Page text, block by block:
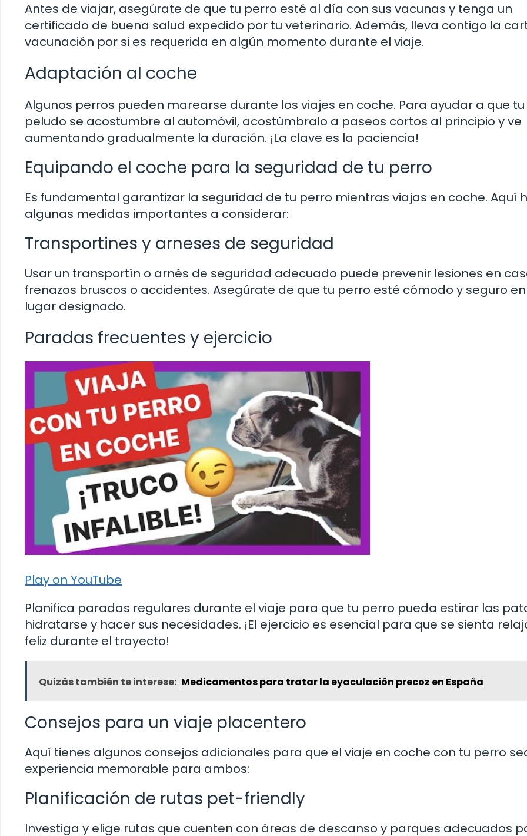
Antes de viajar, asegúrate de que tu perro esté al día con sus vacunas y tenga un
certificado de buena salud expedido por tu veterinario. Además, lleva contigo la
vacunación por si es requerida en algún momento durante el viaje.
Adaptación al coche
Algunos perros pueden marearse durante los viajes en coche. Para ayudar a que tu
peludo se acostumbre al automóvil, acostúmbralo a paseos cortos al principio y ve
aumentando gradualmente la duración. ¡La clave es la paciencia!
Equipando el coche para la seguridad de tu perro
Es fundamental garantizar la seguridad de tu perro mientras viajas en coche. Aquí
algunas medidas importantes a considerar:
Transportines y arneses de seguridad
Usar un transportín o arnés de seguridad adecuado puede prevenir lesiones en
frenazos bruscos o accidentes. Asegúrate de que tu perro esté cómodo y seguro
lugar designado.
Paradas frecuentes y ejercicio
Play on YouTube
Planifica paradas regulares durante el viaje para que tu perro pueda estirar las
hidratarse y hacer sus necesidades. ¡El ejercicio es esencial para que se sienta
feliz durante el trayecto!
Quizás también te interese: Medicamentos para tratar la eyaculación precoz en España
Consejos para un viaje placentero
Aquí tienes algunos consejos adicionales para que el viaje en coche con tu perro
experiencia memorable para ambos:
Planificación de rutas pet-friendly
Investiga y elige rutas que cuenten con áreas de descanso y parques adecuados